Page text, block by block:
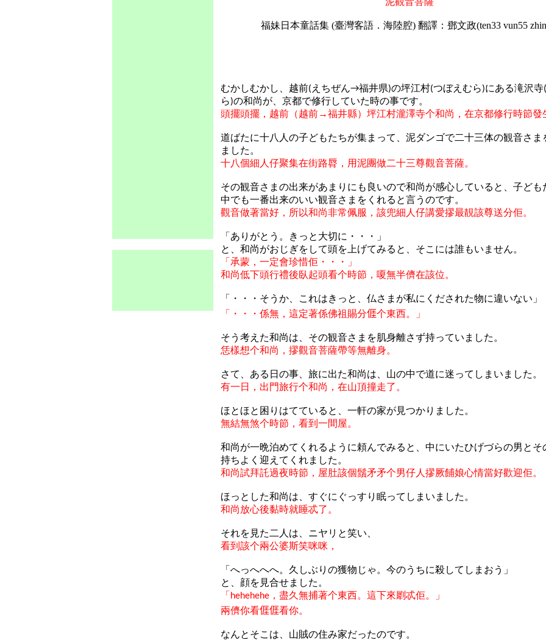
福妹日本童話集 (臺灣客語．海陸腔) 翻譯：鄧文政(ten33 vun55
むかしむかし、越前( えちぜん→福井県)の坪江村(つぼえむら)にある滝沢寺(
ら)の和尚が、京都で修行していた時の事です。
頭擺頭擺，越前（越前→福井縣）坪江村瀧澤寺个和尚，在京都修行時節發
道ばたに十八人の子どもたちが集まって、泥ダンゴで二十三体の観音さま
ました。
十八個細人仔聚集在街路脣，用泥團做二十三尊觀音菩薩。
その観音さまの出来があまりにも 良 いので和尚が感心していると 、子ども
中でも一番出来のいい観音さまをくれると言うのです。
觀音做著當好，所以和尚非常佩服，該兜細人仔講愛摎最靚該尊送分佢。
「ありがとう。きっと大切に・・・」
と、和尚がおじぎをして頭を上げてみると、そこには誰もいません。
「承蒙，一定會珍惜佢・・・」
和尚低下頭行禮後臥起頭看个時節，嗄無半儕在該位。
「・・・そうか、これはきっと、仏さまが私にくだされた物に違いない」
「・・・係無，這定著係佛祖賜分𠊎个東西。」
そう考えた和尚は、その観音さまを肌身離さず持っていました。
恁樣想个和尚，摎觀音菩薩帶等無離身。
さて、ある日の事、旅に出た和尚は、山の中で道に迷ってしまいました。
有一日，出門旅行个和尚，在山頂撞走了。
ほとほと困りはてていると、一軒の家が見つかりました。
無結無煞个時節，看到一間屋。
和尚が一晩泊めてくれるように頼んでみると、中にいたひげづらの男とそ
持ちよく迎えてくれました。
和尚試拜託過夜時節，屋肚該個鬚矛矛个男仔人摎厥餔娘心情當好歡迎佢。
ほっとした和尚は、すぐにぐっすり眠ってしまいました。
和尚放心後黏時就睡忒了。
それを見た二人は、ニヤリと笑い、
看到該个兩公婆斯笑咪咪，
「へっへへへ。久しぶりの獲物じゃ。今のうちに殺してしまおう」
と、顔を見合せました。
「 hehehehe，盡久無捕著个東西。這下來㓾忒佢。」
兩儕你看𠊎𠊎看你。
なんとそこは、山賊の住み家だったのです。